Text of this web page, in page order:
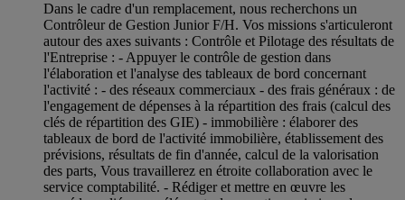
Dans le cadre d'un remplacement, nous recherchons un
Contrôleur de Gestion Junior F/H. Vos missions s'articuleront
autour des axes suivants : Contrôle et Pilotage des résultats de
l'Entreprise : - Appuyer le contrôle de gestion dans
l'élaboration et l'analyse des tableaux de bord concernant
l'activité : - des réseaux commerciaux - des frais généraux : de
l'engagement de dépenses à la répartition des frais (calcul des
clés de répartition des GIE) - immobilière : élaborer des
tableaux de bord de l'activité immobilière, établissement des
prévisions, résultats de fin d'année, calcul de la valorisation
des parts, Vous travaillerez en étroite collaboration avec le
service comptabilité. - Rédiger et mettre en œuvre les